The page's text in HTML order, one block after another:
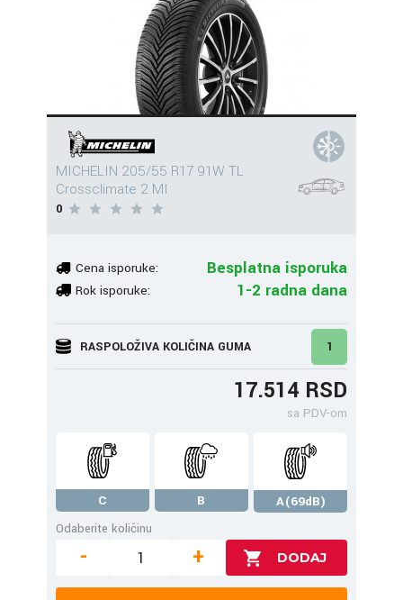
MICHELIN 205/55 R17 91W TL
Crossclimate 2 MI
0
Cena isporuke: Besplatna isporuka
Rok isporuke: 1-2 radna dana
RASPOLOŽIVA KOLIČINA GUMA 1
17.514 RSD
sa PDV-om
C B
A(69dB)
Odaberite količinu
- +